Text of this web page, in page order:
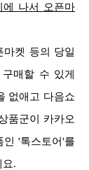
에 나서 오픈마
마켓 등의 당일
매할 수 있게
없애고 다음쇼
품군이 카카오
인 '톡스토어'를
요.